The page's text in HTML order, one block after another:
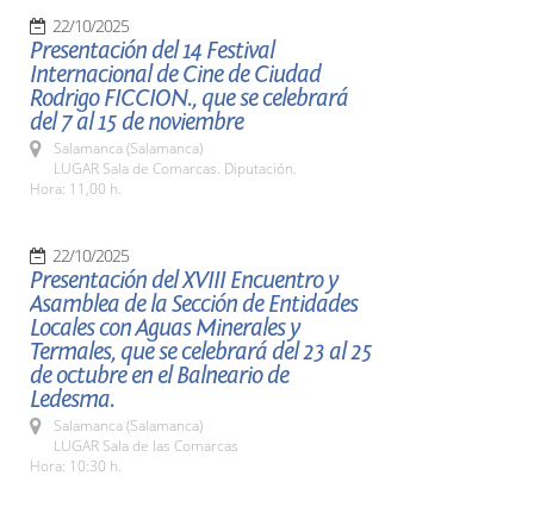
22/10/2025
Presentación del 14 Festival
Internacional de Cine de Ciudad
Rodrigo FICCION., que se celebrará
del 7 al 15 de noviembre
Salamanca (Salamanca)
LUGAR Sala de Comarcas. Diputación.
Hora: 11,00 h.
22/10/2025
Presentación del XVIII Encuentro y
Asamblea de la Sección de Entidades
Locales con Aguas Minerales y
Termales, que se celebrará del 23 al 25
de octubre en el Balneario de
Ledesma.
Salamanca (Salamanca)
LUGAR Sala de las Comarcas
Hora: 10:30 h.